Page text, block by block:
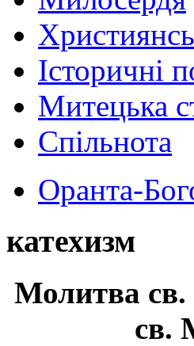
Історичні
Митецька
Спільнота
Оранта-
катехизм
Молитва св.
св.